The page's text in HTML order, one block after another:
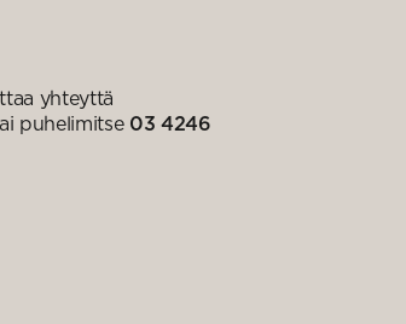
yhteyttä
puhelimitse 03 4246